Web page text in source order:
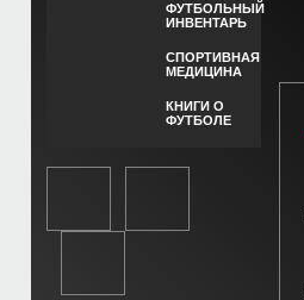
ФУТБОЛЬНЫЙ
ИНВЕНТАРЬ
СПОРТИВНАЯ
МЕДИЦИНА
КНИГИ О
ФУТБОЛЕ